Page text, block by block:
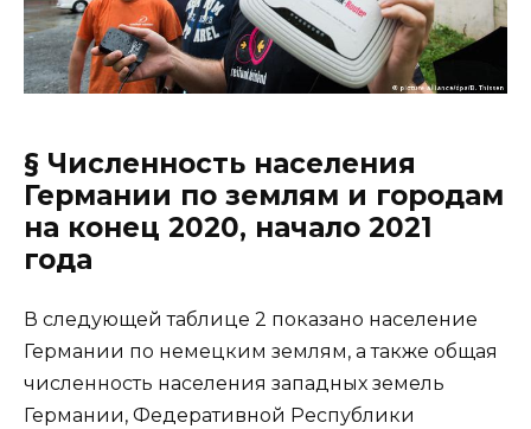
§ Численность населения
Германии по землям и городам
на конец 2020, начало 2021
года
В следующей таблице 2 показано население
Германии по немецким землям, а также общая
численность населения западных земель
Германии, Федеративной Республики